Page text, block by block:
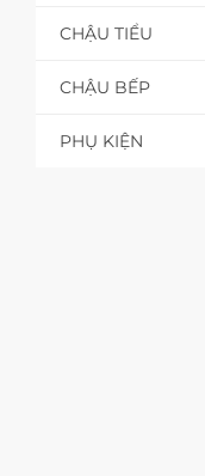
CHẬU TIỂU
CHẬU BẾP
PHỤ KIỆN